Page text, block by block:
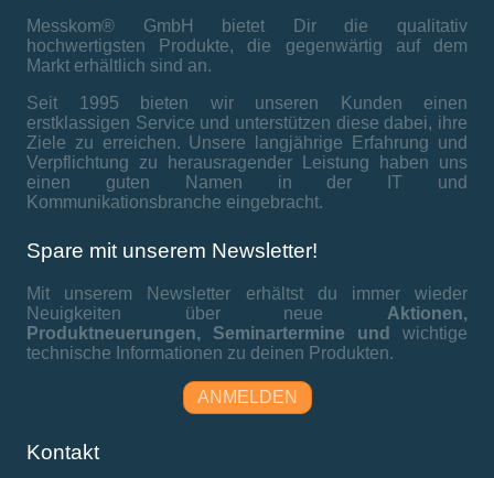
Messkom® GmbH bietet Dir die qualitativ
hochwertigsten Produkte, die gegenwärtig auf dem
Markt erhältlich sind an.
Seit 1995 bieten wir unseren Kunden einen
erstklassigen Service und unterstützen diese dabei, ihre
Ziele zu erreichen. Unsere langjährige Erfahrung und
Verpflichtung zu herausragender Leistung haben uns
einen guten Namen in der IT und
Kommunikationsbranche eingebracht.
Spare mit unserem Newsletter!
Mit unserem Newsletter erhältst du immer wieder
Neuigkeiten über neue Aktionen,
Produktneuerungen, Seminartermine und wichtige
technische Informationen zu deinen Produkten.
ANMELDEN
Kontakt